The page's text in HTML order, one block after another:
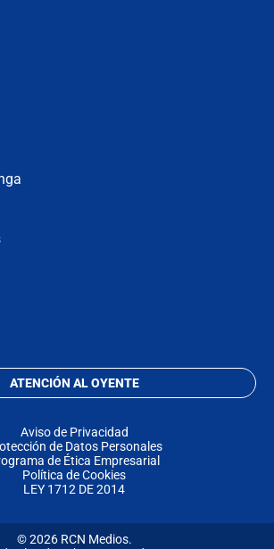
ATENCIÓN AL OYENTE
Aviso de Privacidad
de Datos Personales
de Ética Empresarial
Política de Cookies
LEY 1712 DE 2014
© 2026 RCN Medios.